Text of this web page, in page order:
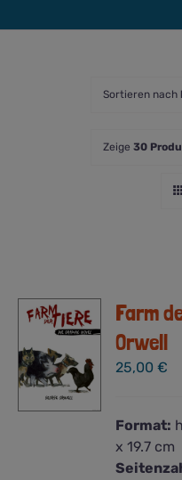
Sortieren nach
Zeige 30
Farm
Orwell
25,00€
Format:
x 19.7 cm